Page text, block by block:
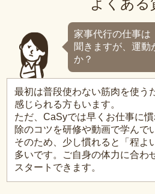
家事代行の仕事は
聞きますが、運動
か？
最初は普段使わない筋肉を使う
感じられる方もいます。
ただ、CaSyでは早くお仕事に
除のコツを研修や動画で学んで
そのため、少し慣れると「程よ
多いです。ご自身の体力に合わ
スタートできます。